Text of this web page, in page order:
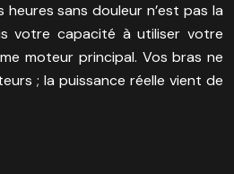
sans douleur n’est pas la
votre capacité à utiliser votre
moteur principal. Vos bras ne
; la puissance réelle vient de